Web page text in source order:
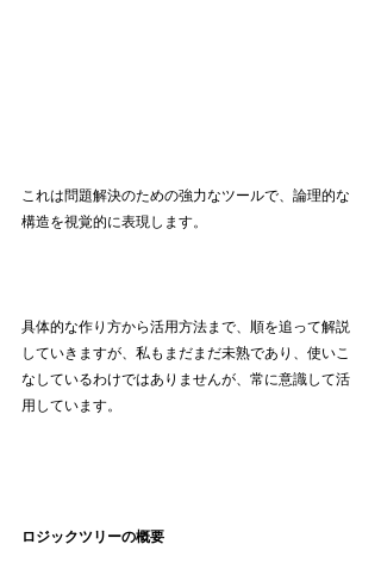
これは問題解決のための強力なツールで、論理的な
構造を視覚的に表現します。
具体的な作り方から活用方法まで、順を追って解説
していきますが、私もまだまだ未熟であり、使いこ
なしているわけではありませんが、常に意識して活
用しています。
ロジックツリーの概要